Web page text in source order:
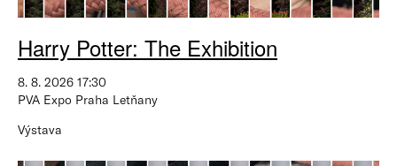
Harry Potter: The Exhibition
8. 8. 2026 17:30
PVA Expo Praha Letňany
Výstava